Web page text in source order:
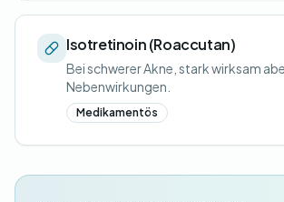
Isotretinoin (Roaccutan)
Bei schwerer Akne, stark wirksam
Nebenwirkungen.
Medikamentös